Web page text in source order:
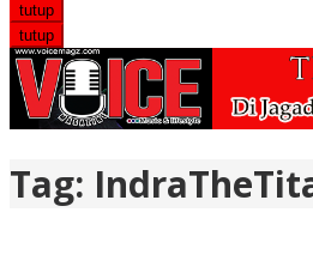
tutup
tutup
Tag: